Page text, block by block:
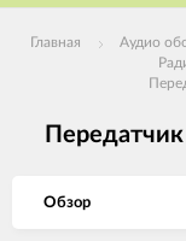
Главная Аудио
Обзор